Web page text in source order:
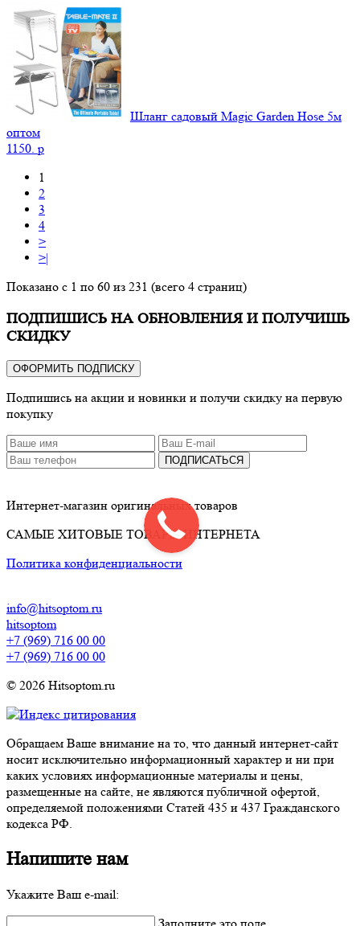
Шланг садовый Magic Garden Hose 5м
оптом
1150. p
1
2
3
4
>
>|
Показано с 1 по 60 из 231 (всего 4 страниц)
ПОДПИШИСЬ НА ОБНОВЛЕНИЯ И ПОЛУЧИШЬ
СКИДКУ
ОФОРМИТЬ ПОДПИСКУ
Подпишись на акции и новинки и получи скидку на первую
покупку
ПОДПИСАТЬСЯ
Интернет-магазин оригинальных товаров
САМЫЕ ХИТОВЫЕ ТОВАРЫ ИНТЕРНЕТА
Политика конфиденциальности
info@hitsoptom.ru
hitsoptom
+7 (969) 716 00 00
+7 (969) 716 00 00
© 2026 Hitsoptom.ru
Обращаем Ваше внимание на то, что данный интернет-сайт
носит исключительно информационный характер и ни при
каких условиях информационные материалы и цены,
размещенные на сайте, не являются публичной офертой,
определяемой положениями Статей 435 и 437 Гражданского
кодекса РФ.
Напишите нам
Укажите Ваш e-mail: